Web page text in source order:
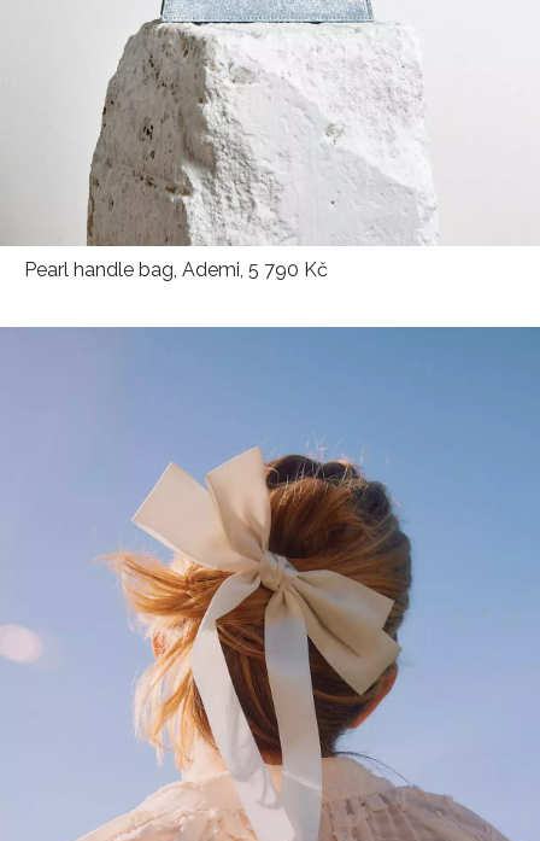
Přihlášením k newsletteru souhlasíte sObchodními
podmínkami společnosti BurdaMedia Extra s.r.o.
potvrzujete, že jste se seznámili se Zásadami
ochrany soukromí- BurdaMedia Extra s.r.o. bude s
Vašimi údaji pracovat zejména k organizaci a
vyhodnocení akce a zasílání novinek.
Chcete navíc dostávat i další zajímavé a exkluzivní
informace od našich partnerů? Pokud souhlasíte se
zpracováním údajů k tomuto účelu podle
Pearl handle bag, Ademi, 5 790 Kč